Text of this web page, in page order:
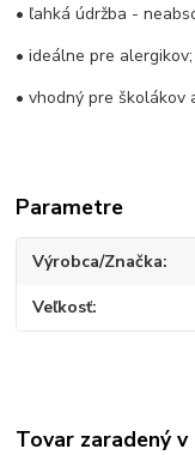
• ľahká údržba -
• ideálne pre alergikov;
• vhodný pre školákov
Parametre
Výrobca/Značka
Veľkosť
Tovar zaradený